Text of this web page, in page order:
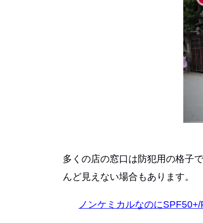
多くの店の窓口は防犯用の格子
んど見えない場合もあります。
ノンケミカルなのにSPF50+/